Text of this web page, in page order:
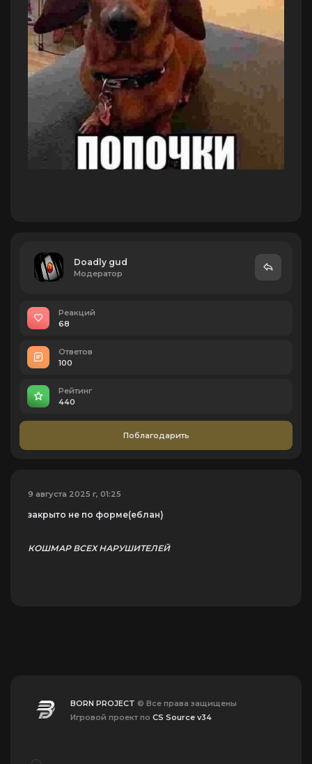
Doadly gud
Модератор
Реакций
68
Ответов
100
Рейтинг
440
Поблагодарить
9 августа 2025 г, 01:25
закрыто не по форме(еблан)
КОШМАР ВСЕХ НАРУШИТЕЛЕЙ
BORN PROJECT © Все права защищены
Игровой проект по CS Source v34